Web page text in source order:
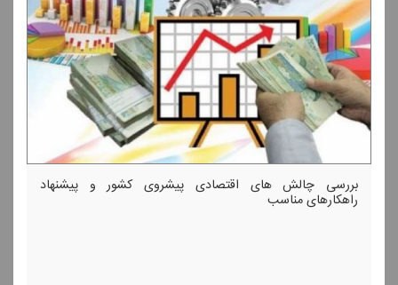
بررسی چالش های اقتصادی پیشروی كشور و پیشنهاد
راهكارهای مناسب